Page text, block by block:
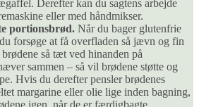
Derefter kan du sagtens arbejde
eller med håndmikser.
portionsbrød. Når du bager glutenfrie
forsøge at få overfladen så jævn og fin
så tæt ved hinanden på
sammen – så vil brødene støtte og
Hvis du derefter pensler brødenes
margarine eller olie lige inden bagning,
igen, når de er færdigbagte.